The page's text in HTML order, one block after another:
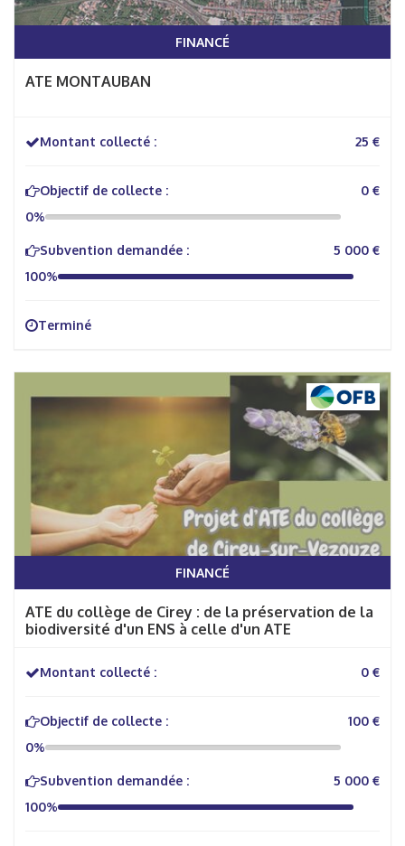
FINANCÉ
ATE MONTAUBAN
Montant collecté : 25 €
Objectif de collecte :
0 €
0%
Subvention demandée :
5 000 €
100%
Terminé
FINANCÉ
ATE du collège de Cirey : de la préservation de la
biodiversité d'un ENS à celle d'un ATE
Montant collecté : 0 €
Objectif de collecte :
100 €
0%
Subvention demandée :
5 000 €
100%